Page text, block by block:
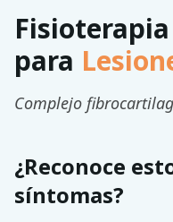
para
Complejo
¿Reconoce
síntomas?